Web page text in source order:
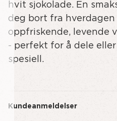
hvit sjokolade. En
deg bort fra hverdagen
oppfriskende, levende
- perfekt for å dele
spesiell.
Kundeanmeldelser